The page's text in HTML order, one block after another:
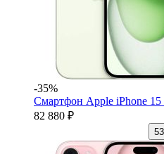
-35%
Смартфон Apple iPhone 15
82 880 ₽